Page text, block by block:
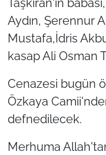
Taşkıran'ın
Aydın, Şerennur
Mustafa,İdris
kasap Ali Osman
Cenazesi bugün
Özkaya
defnedilecek.
Merhuma
KIRKLARELİ
ÇANAKKALE
TÜRKİYE
Bölge
Güvenlik